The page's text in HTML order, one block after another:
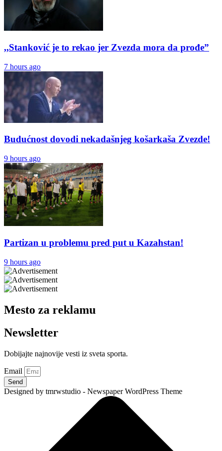
,,Stanković je to rekao jer Zvezda mora da prođe”
7 hours ago
Budućnost dovodi nekadašnjeg košarkaša Zvezde!
9 hours ago
Partizan u problemu pred put u Kazahstan!
9 hours ago
Mesto za reklamu
Newsletter
Dobijajte najnovije vesti iz sveta sporta.
Email
Send
Designed by tmrwstudio - Newspaper WordPress Theme